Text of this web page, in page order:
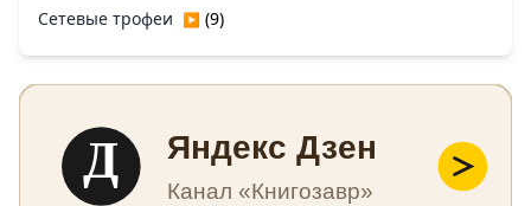
Сетевые трофеи ▶ (9)
Д Яндекс Дзен
Канал «Книгозавр»